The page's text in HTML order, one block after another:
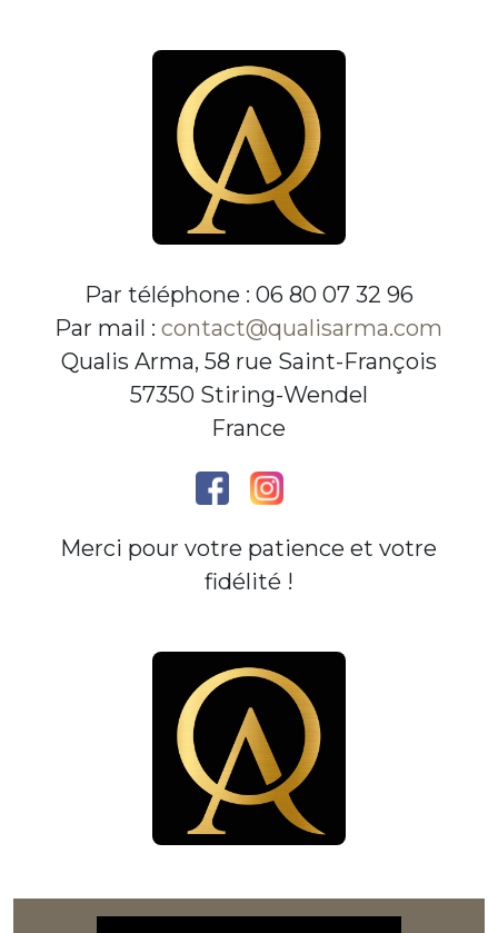
Par téléphone : 06 80 07 32 96
Par mail :contact@qualisarma.com
Qualis Arma, 58 rue Saint-François
57350 Stiring-Wendel
France
Merci pour votre patience et votre
fidélité !